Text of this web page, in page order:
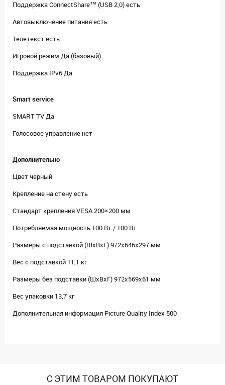
Поддержка ConnectShare™ (USB 2,0) есть
Автовыключение питания есть
Телетекст есть
Игровой режим Да (базовый)
Поддержка IPv6 Да
Smart service
SMART TV Да
Голосовое управление нет
Дополнительно
Цвет черный
Крепление на стену есть
Стандарт крепления VESA 200×200 мм
Потребляемая мощность 100 Вт / 100 Вт
Размеры с подставкой (ШxВxГ) 972x646x297 мм
Вес с подставкой 11,1 кг
Размеры без подставки (ШxВxГ) 972x569x61 мм
Вес упаковки 13,7 кг
Дополнительная информация Picture Quality Index 500
С ЭТИМ ТОВАРОМ ПОКУПАЮТ